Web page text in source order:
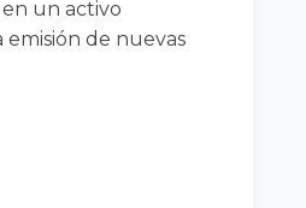
un activo
de nuevas